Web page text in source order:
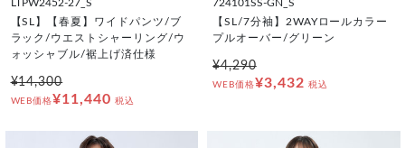
LTPW2452-27_S
【SL】【春夏】ワイドパンツ/ブ
ラック/ウエストシャーリング/ウ
ォッシャブル/裾上げ済仕様
¥14,300
WEB価格¥11,440 税込
724101SS-GN_S
【SL/7分袖】2WAYロールカラー
プルオーバー/グリーン
¥4,290
WEB価格¥3,432 税込